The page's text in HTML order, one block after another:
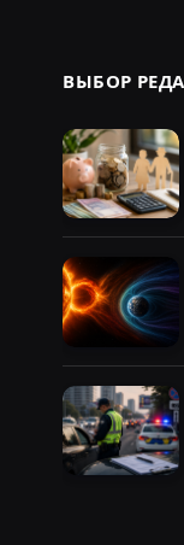
ВЫБОР